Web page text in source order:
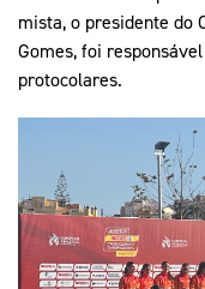
mista, o presidente do
Gomes, foi
protocolares.